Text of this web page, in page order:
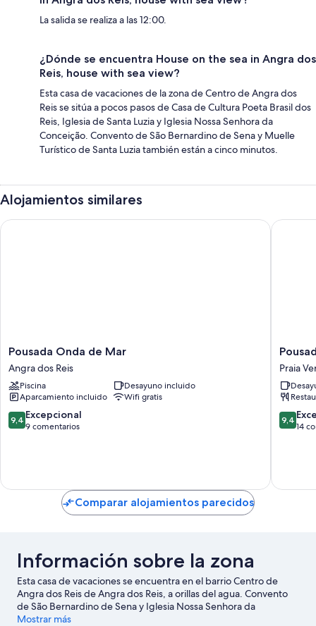
La salida se realiza a las 12:00.
¿Dónde se encuentra House on the sea in Angra dos
Reis, house with sea view?
Esta casa de vacaciones de la zona de Centro de Angra dos
Reis se sitúa a pocos pasos de Casa de Cultura Poeta Brasil dos
Reis, Iglesia de Santa Luzia y Iglesia Nossa Senhora da
Conceição. Convento de São Bernardino de Sena y Muelle
Turístico de Santa Luzia también están a cinco minutos.
Alojamientos similares
Pousada
Onda
de
Mar
Angra
dos
Reis
Pousada Onda de Mar
Angra dos Reis
Piscina
Desayuno incluido
Aparcamiento incluido
Wifi gratis
9.4
sobre
9,4 Excepcional
9 comentarios
Pousada Onda de Mar
Pousada
Frezza
Praia
Praia
9.4
sobre
9,4
14
Comparar alojamientos parecidos
Información sobre la zona
Esta casa de vacaciones se encuentra en el barrio Centro de
Angra dos Reis de Angra dos Reis, a orillas del agua. Convento
de São Bernardino de Sena y Iglesia Nossa Senhora da
Conceição son algunos de los lugares emblemáticos de la
Mostrar más